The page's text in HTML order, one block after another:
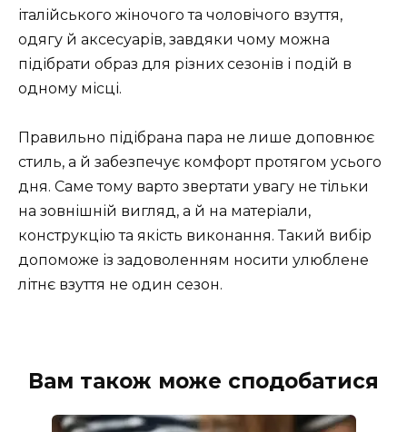
італійського жіночого та чоловічого взуття,
одягу й аксесуарів, завдяки чому можна
підібрати образ для різних сезонів і подій в
одному місці.
Правильно підібрана пара не лише доповнює
стиль, а й забезпечує комфорт протягом усього
дня. Саме тому варто звертати увагу не тільки
на зовнішній вигляд, а й на матеріали,
конструкцію та якість виконання. Такий вибір
допоможе із задоволенням носити улюблене
літнє взуття не один сезон.
Вам також може сподобатися